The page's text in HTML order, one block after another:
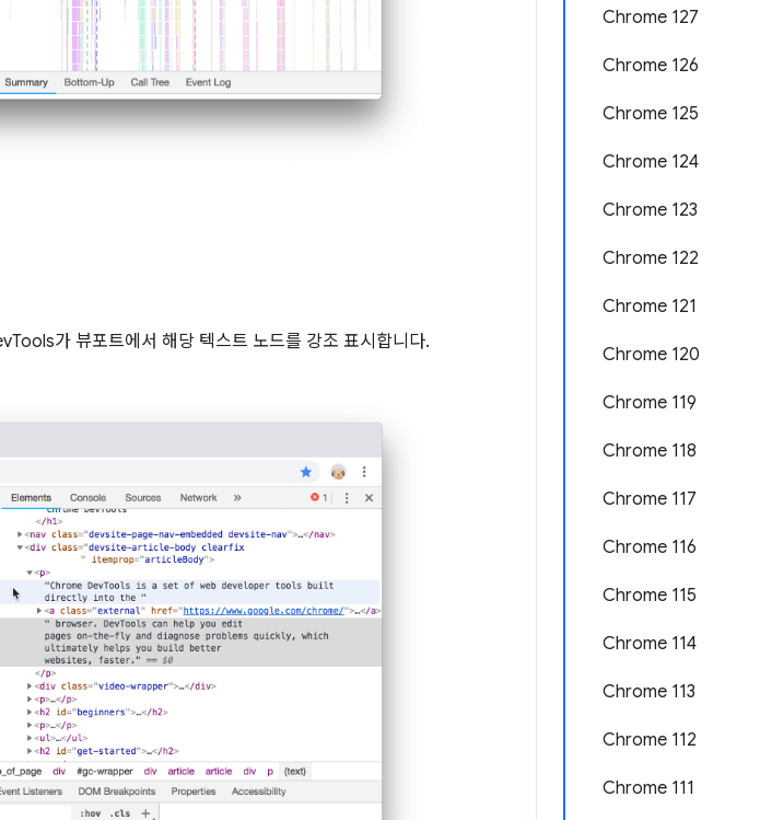
Chrome 127
Chrome 126
Chrome 125
Chrome 124
Chrome 123
Chrome 122
Chrome 121
Chrome 120
Chrome 119
Chrome 118
Chrome 117
Chrome 116
Chrome 115
Chrome 114
Chrome 113
Chrome 112
Chrome 111
가 뷰포트에서 해당 텍스트 노드를 강조 표시합니다.